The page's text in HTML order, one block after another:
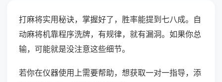
打麻将实用秘诀，掌握好了，胜率能提到七八成。自
动麻将机靠程序洗牌，有规律，就有漏洞。如果你总
输，可能就是没注意这些细节。
若你在仪器使用上需要帮助，想获取一对一指导，添